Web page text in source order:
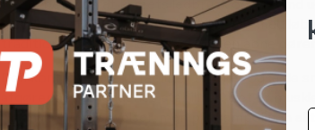
Dette betyder, at knæets ledbrusk og ledbånd
belastning. For personer, der kæmper med
traditionel træning, kan trampolinen åbne
Den kontrollerede ustabilitet styrker også de
afgørende for leddenes stabilitet. Det er
normale fitnessøvelser, men på trampolinen